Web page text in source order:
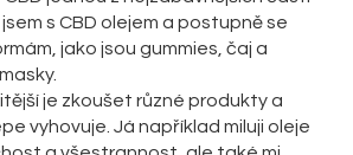
s CBD olejem a postupně se
jako jsou gummies, čaj a
je zkoušet různé produkty a
vyhovuje. Já například miluji oleje